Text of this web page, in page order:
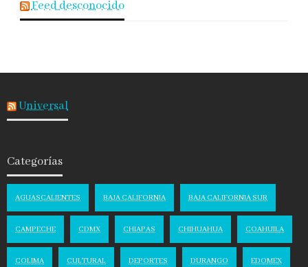
Feed desconocido
Universal
Categorías
AGUASCALIENTES BAJA CALIFORNIA BAJA CALIFORNIA SUR
CAMPECHE CDMX CHIAPAS CHIHUAHUA COAHUILA
COLIMA CULTURAL DEPORTES DURANGO EDOMEX